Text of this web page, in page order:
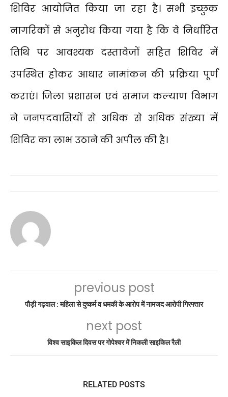
शिविर आयोजित किया जा रहा है। सभी इच्छुक
नागरिकों से अनुरोध किया गया है कि वे निर्धारित
तिथि पर आवश्यक दस्तावेजों सहित शिविर में
उपस्थित होकर आधार नामांकन की प्रक्रिया पूर्ण
कराएं। जिला प्रशासन एवं समाज कल्याण विभाग
ने जनपदवासियों से अधिक से अधिक संख्या में
शिविर का लाभ उठाने की अपील की है।
previous post
पौड़ी गढ़वाल : महिला से दुष्कर्म व धमकी के आरोप में नामजद आरोपी गिरफ्तार
next post
विश्व साइकिल दिवस पर गोपेश्वर में निकली साइकिल रैली
RELATED POSTS